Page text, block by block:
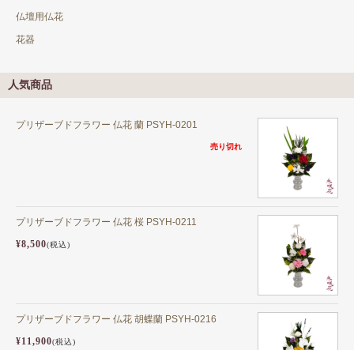
仏壇用仏花
花器
人気商品
プリザーブドフラワー 仏花 蘭 PSYH-0201
売り切れ
プリザーブドフラワー 仏花 桜 PSYH-0211
¥8,500(税込)
プリザーブドフラワー 仏花 胡蝶蘭 PSYH-0216
¥11,900(税込)